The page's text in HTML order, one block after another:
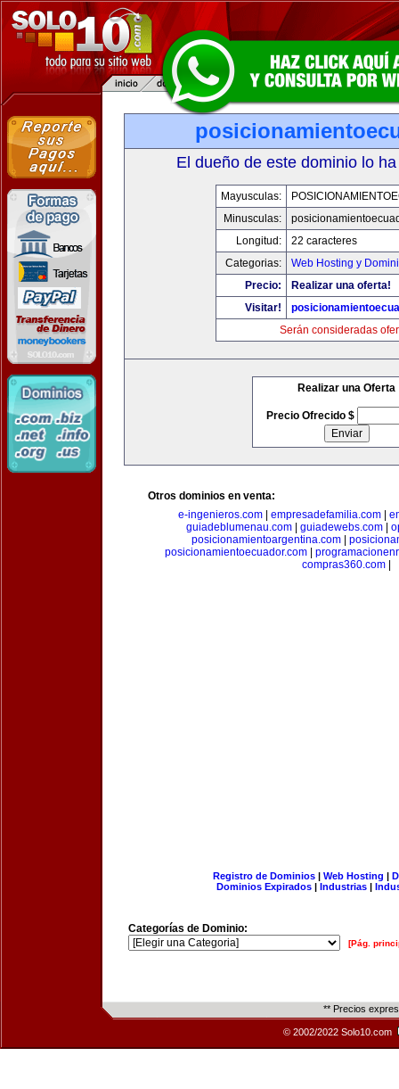
El dueño de este dominio lo
Mayusculas:
Minusculas:
Longitud:
22 caracteres
Categorias:
Web Hosting y
Precio:
Realizar una oferta!
Visitar!
Serán consideradas
Realizar una Oferta
Precio Ofrecido $
Otros dominios en venta:
e-ingenieros.com
empresadefamilia.com
guiadeblumenau.com| guiadewebs.com|
posicionamientoargentina.com|
posicionamientoecuador.com
compras360.com
Registro de Dominios| Web Hosting |
Dominios Expirados | Industrias |
Categorías de Dominio:
[Pág.
** Precios
© 2002/2022 Solo10.com